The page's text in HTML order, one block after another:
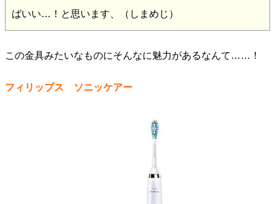
ばいい…！と思います、（しまめじ）
この金具みたいなものにそんなに魅力があるなんて……！
フィリップス ソニッケアー